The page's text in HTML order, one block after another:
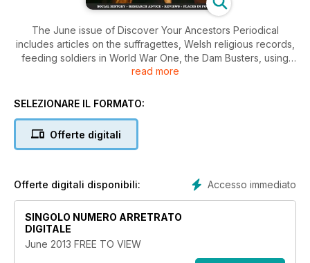
The June issue of Discover Your Ancestors Periodical
includes articles on the suffragettes, Welsh religious records,
feeding soldiers in World War One, the Dam Busters, using
surname maps and more!
read more
SELEZIONARE IL FORMATO:
Offerte digitali
Accesso immediato
Offerte digitali disponibili:
SINGOLO NUMERO ARRETRATO
DIGITALE
June 2013 FREE TO VIEW